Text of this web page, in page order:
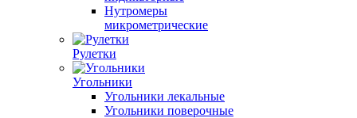
Нутромеры
микрометрические
Рулетки
Угольники
Угольники лекальные
Угольники поверочные